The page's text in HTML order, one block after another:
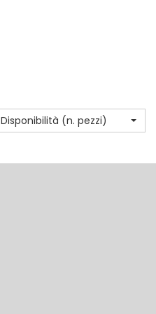
Disponibilità (n. pezzi)